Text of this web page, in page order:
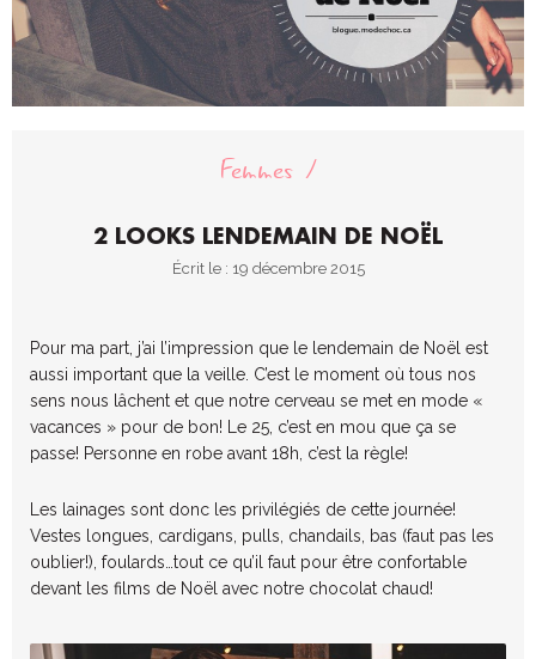
Femmes
2 LOOKS LENDEMAIN DE NOËL
Écrit le : 19 décembre 2015
Pour ma part, j’ai l’impression que le lendemain de Noël est
aussi important que la veille. C’est le moment où tous nos
sens nous lâchent et que notre cerveau se met en mode «
vacances » pour de bon! Le 25, c’est en mou que ça se
passe! Personne en robe avant 18h, c’est la règle!
Les lainages sont donc les privilégiés de cette journée!
Vestes longues, cardigans, pulls, chandails, bas (faut pas les
oublier!), foulards…tout ce qu’il faut pour être confortable
devant les films de Noël avec notre chocolat chaud!